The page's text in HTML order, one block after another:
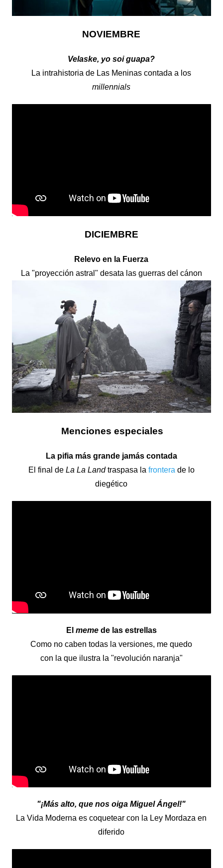
NOVIEMBRE
Velaske, yo soi guapa?
La intrahistoria de Las Meninas contada a los
millennials
DICIEMBRE
Relevo en la Fuerza
La "proyección astral" desata las guerras del cánon
Menciones especiales
La pifia más grande jamás contada
El final de La La Landtraspasa la fronterade lo
diegético
El memede las estrellas
Como no caben todas la versiones, me quedo
con la que ilustra la "revolución naranja"
"¡Más alto, que nos oiga Miguel Ángel!"
La Vida Moderna es coquetear con la Ley Mordaza en
diferido